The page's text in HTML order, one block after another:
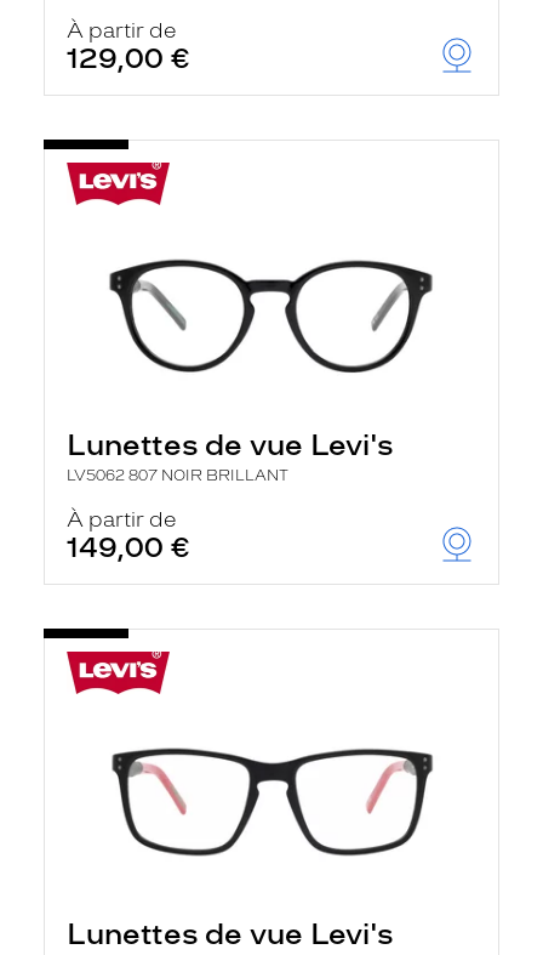
À partir de
129,00 €
Lunettes de vue Levi's
LV5062 807 NOIR BRILLANT
À partir de
149,00 €
Lunettes de vue Levi's